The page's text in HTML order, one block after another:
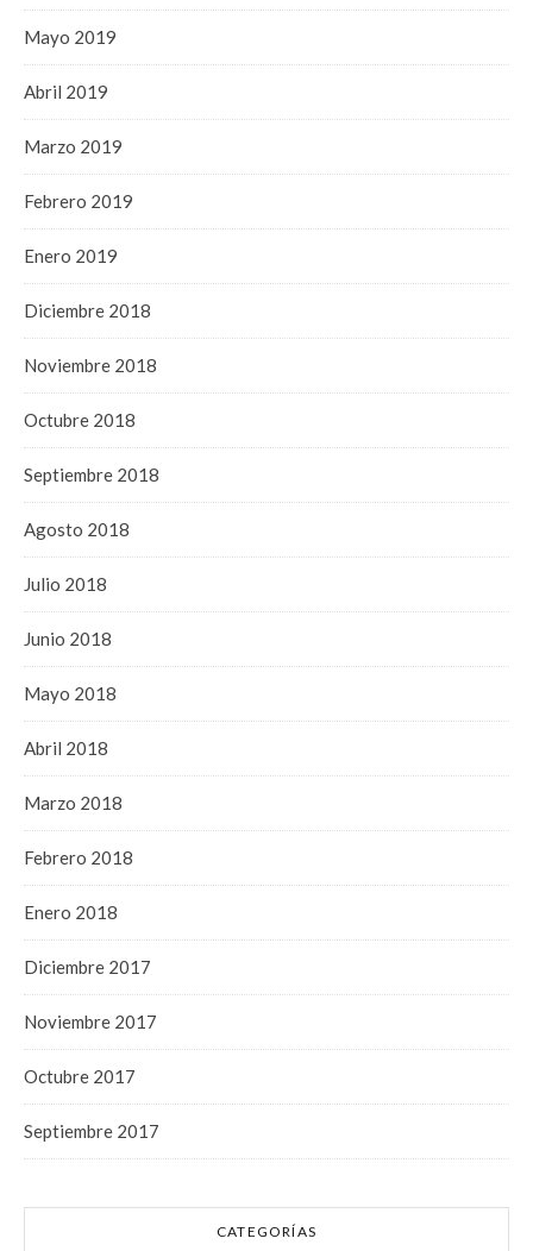
Mayo 2019
Abril 2019
Marzo 2019
Febrero 2019
Enero 2019
Diciembre 2018
Noviembre 2018
Octubre 2018
Septiembre 2018
Agosto 2018
Julio 2018
Junio 2018
Mayo 2018
Abril 2018
Marzo 2018
Febrero 2018
Enero 2018
Diciembre 2017
Noviembre 2017
Octubre 2017
Septiembre 2017
CATEGORÍAS